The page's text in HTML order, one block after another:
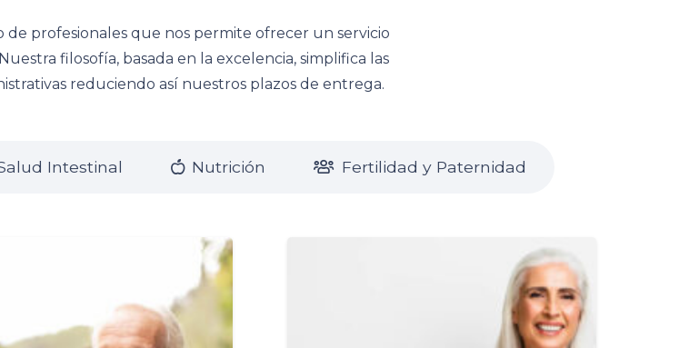
profesionales que nos permite ofrecer un servicio
filosofía, basada en la excelencia, simplifica las
reduciendo así nuestros plazos de entrega.
Intestinal Nutrición Fertilidad y Paternidad